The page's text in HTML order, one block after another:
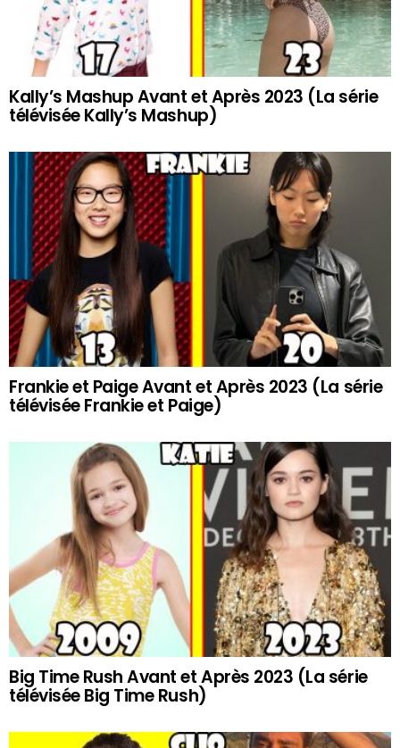
Kally’s Mashup Avant et Après 2023 (La série
télévisée Kally’s Mashup)
Frankie et Paige Avant et Après 2023 (La série
télévisée Frankie et Paige)
Big Time Rush Avant et Après 2023 (La série
télévisée Big Time Rush)